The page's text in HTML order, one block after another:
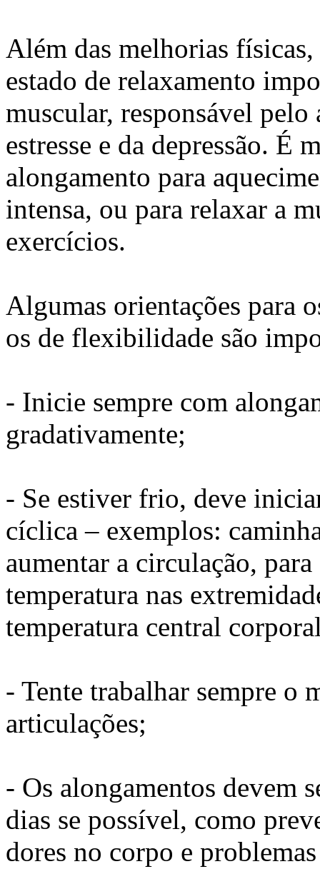
Além das melhorias
estado de relaxamento
muscular, responsável pelo
estresse e da depressão.
alongamento para
intensa, ou para relaxar a
exercícios.
Algumas orientações para
os de flexibilidade são
- Inicie sempre com
gradativamente;
- Se estiver frio, deve
cíclica – exemplos:
aumentar a circulação,
temperatura nas
temperatura central
- Tente trabalhar sempre o
articulações;
- Os alongamentos devem
dias se possível, como
dores no corpo e